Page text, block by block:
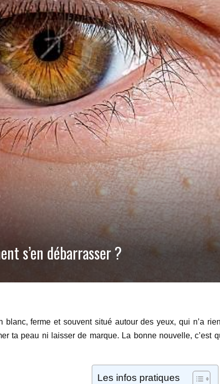
s’en débarrasser ?
blanc, ferme et souvent situé autour des yeux, qui n’a
ta peau ni laisser de marque. La bonne nouvelle, c’est
Les infos pratiques